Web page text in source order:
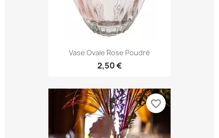
Vase Ovale Rose Poudré
2,50 €
favorite_border